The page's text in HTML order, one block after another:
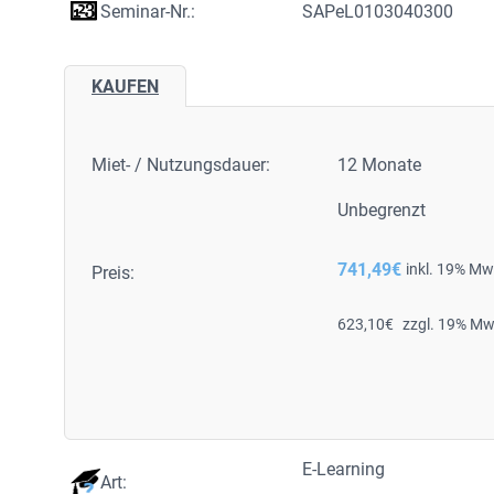
Seminar-Nr.: SAPeL0103040300
KAUFEN
Miet- / Nutzungsdauer: 12 Monate
Unbegrenzt
Preis: 741,49€ inkl. 19%
623,10€ zzgl. 19%
Art:
E-Learning